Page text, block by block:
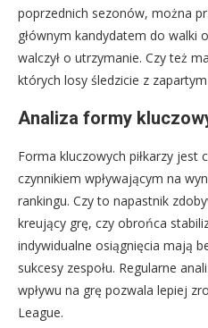
poprzednich sezonów, można
głównym kandydatem do walki
walczył o utrzymanie. Czy też
których losy śledzicie z
Analiza formy
Forma kluczowych piłkarzy jest
czynnikiem wpływającym na
rankingu. Czy to napastnik
kreujący grę, czy obrońca
indywidualne osiągnięcia mają
sukcesy zespołu. Regularne
wpływu na grę pozwala lepiej
League.